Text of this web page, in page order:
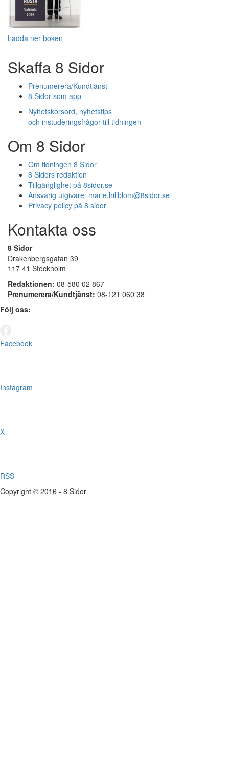
Ladda ner boken
Skaffa 8 Sidor
Prenumerera/Kundtjänst
8 Sidor som app
Nyhetskorsord, nyhetstips
och instuderingsfrågor till tidningen
Om 8 Sidor
Om tidningen 8 Sidor
8 Sidors redaktion
Tillgänglighet på 8sidor.se
Ansvarig utgivare: marie.hillblom@8sidor.se
Privacy policy på 8 sidor
Kontakta oss
8 Sidor
Drakenbergsgatan 39
117 41 Stockholm
Redaktionen: 08-580 02 867
Prenumerera/Kundtjänst: 08-121 060 38
Följ oss:
Facebook
Instagram
X
RSS
Copyright © 2016 - 8 Sidor